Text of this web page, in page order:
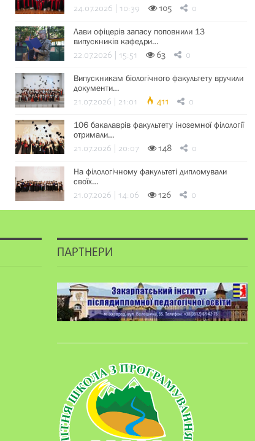
24.07.2026 | 10:39 105 0
Лави офіцерів запасу поповнили 13
випускників кафедри…
22.07.2026 | 15:51 63 0
Випускникам біологічного факультету вручили
документи…
21.07.2026 | 21:01 411 0
106 бакалаврів факультету іноземної філології
отримали…
21.07.2026 | 20:07 148 0
На філологічному факультеті дипломували
своїх…
21.07.2026 | 14:06 126 0
ПАРТНЕРИ